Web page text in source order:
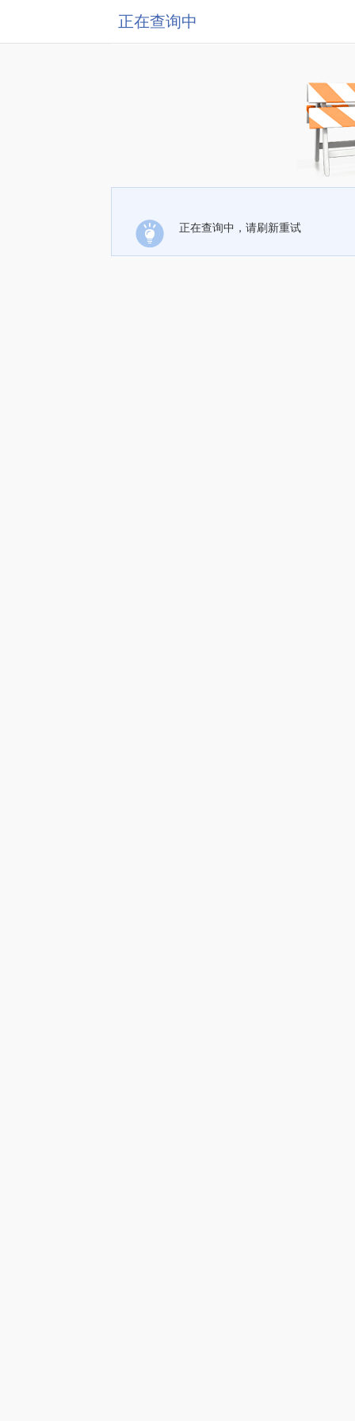
正在查询中
正在查询中，请刷新重试